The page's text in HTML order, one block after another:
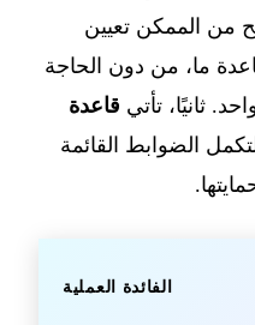
من الممكن تعيين
ما، من دون الحاجة
ثانيًا، تأتي قاعدة
الضوابط القائمة
الفائدة العملية